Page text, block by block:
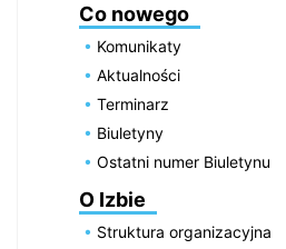
Co nowego
Komunikaty
Aktualności
Terminarz
Biuletyny
Ostatni numer Biuletynu
O Izbie
Struktura organizacyjna